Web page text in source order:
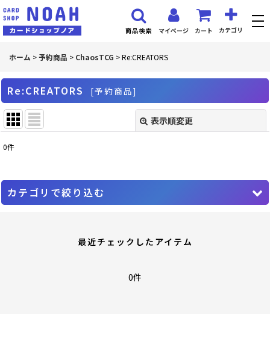
マイページ カート カテゴリ
商品検索
ホーム >予約商品 > ChaosTCG >Re:CREATORS
Re:CREATORS [予約商品]
表示順変更
並び順:
0件
カテゴリで絞り込む
グリザイア：ファントムトリガー
最近チェックしたアイテム
0件